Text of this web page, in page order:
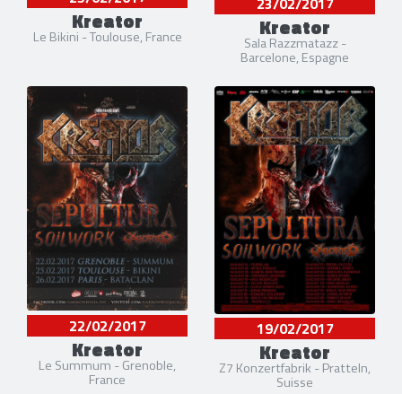
Kreator
Le Bikini - Toulouse, France Kreator
Sala Razzmatazz -
Barcelone, Espagne
22/02/2017
Kreator
Le Summum - Grenoble,
France
19/02/2017
Kreator
Z7 Konzertfabrik - Pratteln,
Suisse